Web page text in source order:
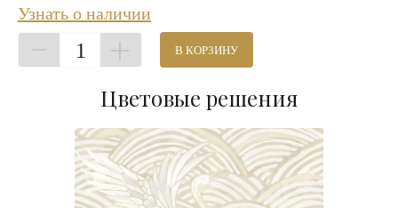
Узнать о наличии
1 В КОРЗИНУ
Цветовые решения